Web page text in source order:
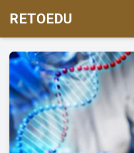
RETOEDU